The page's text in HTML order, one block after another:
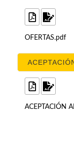
OFERTAS.pdf
ACEPTACIÓN